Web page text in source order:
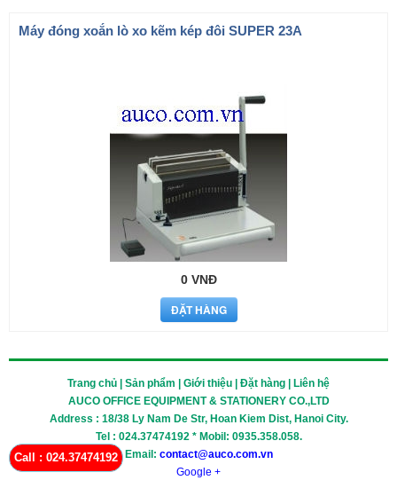
Máy đóng xoắn lò xo kẽm kép đôi SUPER 23A
0 VNĐ
Trang chủ | Sản phẩm | Giới thiệu | Đặt hàng | Liên hệ
AUCO OFFICE EQUIPMENT & STATIONERY CO.,LTD
Address : 18/38 Ly Nam De Str, Hoan Kiem Dist, Hanoi City.
Tel : 024.37474192 * Mobil: 0935.358.058.
Email: contact@auco.com.vn
Google +
Call : 024.37474192